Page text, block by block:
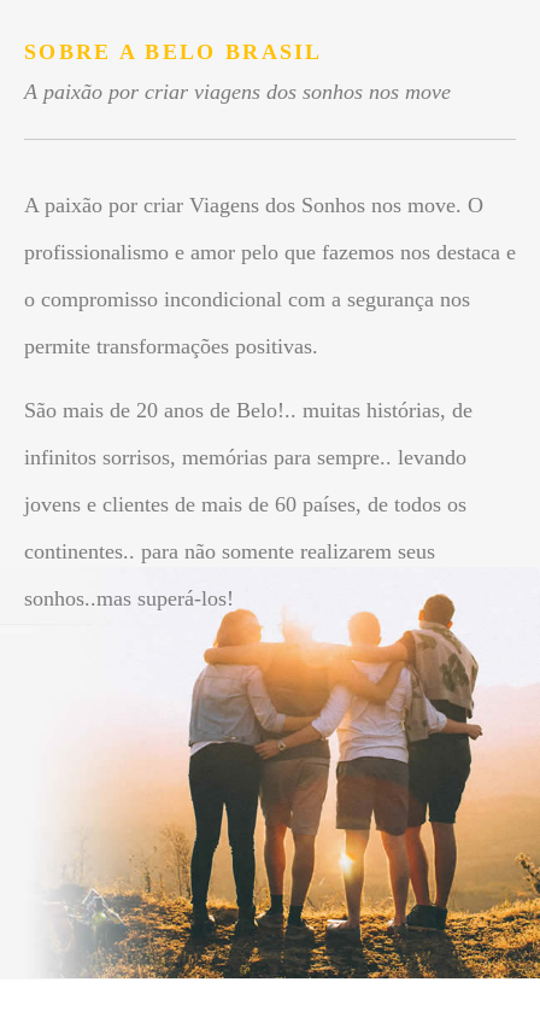
SOBRE A BELO BRASIL
A paixão por criar viagens dos sonhos nos move
A paixão por criar Viagens dos Sonhos nos move. O
profissionalismo e amor pelo que fazemos nos destaca e
o compromisso incondicional com a segurança nos
permite transformações positivas.
São mais de 20 anos de Belo!.. muitas histórias, de
infinitos sorrisos, memórias para sempre.. levando
jovens e clientes de mais de 60 países, de todos os
continentes.. para não somente realizarem seus
sonhos..mas superá-los!